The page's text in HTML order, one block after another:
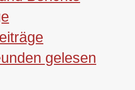
gelesen